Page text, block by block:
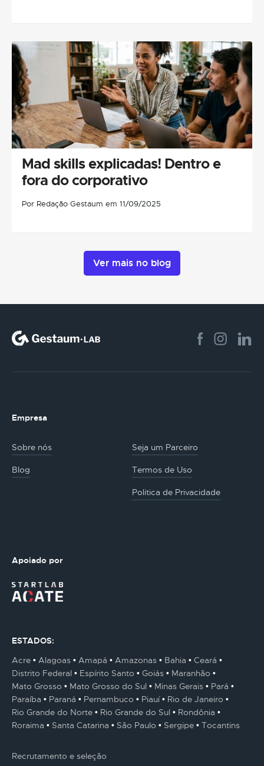
Mad skills explicadas! Dentro e
fora do corporativo
Por Redação Gestaum em 11/09/2025
Ver mais no blog
Empresa
Sobre nós Seja um Parceiro
Blog Termos de Uso
Politica de Privacidade
Apoiado por
ESTADOS:
Acre
Alagoas Amapá Amazonas Bahia
Ceará
Distrito Federal
Espírito Santo Goiás
Maranhão
Mato Grosso
Mato Grosso do Sul Minas Gerais
Pará
Paraíba
Paraná Pernambuco Piauí
Rio de Janeiro
Rio Grande do Norte
Rio Grande do Sul
Rondônia
Roraima
Santa Catarina São Paulo Sergipe Tocantins
Recrutamento e seleção